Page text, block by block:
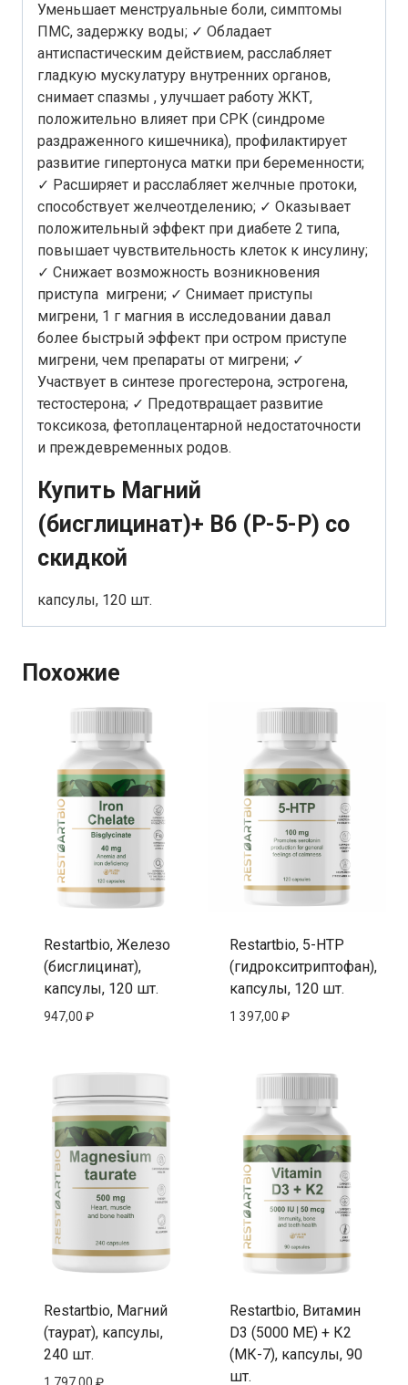
Уменьшает менструальные боли, симптомы
ПМС, задержку воды; ✓ Обладает
антиспастическим действием, расслабляет
гладкую мускулатуру внутренних органов,
снимает спазмы , улучшает работу ЖКТ,
положительно влияет при СРК (синдроме
раздраженного кишечника), профилактирует
развитие гипертонуса матки при беременности;
✓ Расширяет и расслабляет желчные протоки,
способствует желчеотделению; ✓ Оказывает
положительный эффект при диабете 2 типа,
повышает чувствительность клеток к инсулину;
✓ Снижает возможность возникновения
приступа мигрени; ✓ Снимает приступы
мигрени, 1 г магния в исследовании давал
более быстрый эффект при остром приступе
мигрени, чем препараты от мигрени; ✓
Участвует в синтезе прогестерона, эстрогена,
тестостерона; ✓ Предотвращает развитие
токсикоза, фетоплацентарной недостаточности
и преждевременных родов.
Купить Магний
(бисглицинат)+ B6 (P-5-P) со
скидкой
капсулы, 120 шт.
Похожие
Restartbio, Железо
(бисглицинат),
капсулы, 120 шт.
947,00 ₽
Restartbio, 5-HTP
(гидрокситриптофан),
капсулы, 120 шт.
1 397,00 ₽
Restartbio, Магний
(таурат), капсулы,
240 шт.
Restartbio, Витамин
D3 (5000 МЕ) + К2
(МК-7), капсулы, 90
шт.